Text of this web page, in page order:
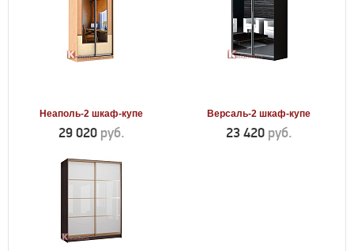
Неаполь-2 шкаф-купе
29 020 руб.
Версаль-2 шкаф-купе
23 420 руб.